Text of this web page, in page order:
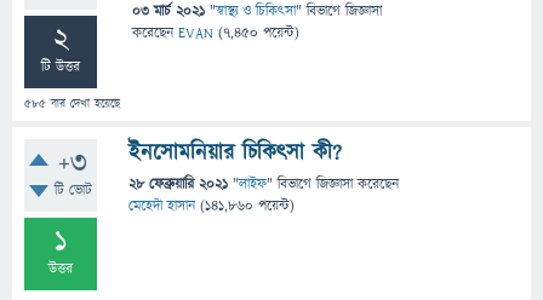
2
টি উত্তর
585 বার দেখা হয়েছে
03 মার্চ 2021 "স্বাস্থ্য ও চিকিৎসা" বিভাগে জিজ্ঞাসা
করেছেনEVAN (7,450 পয়েন্ট)
+3
টি ভোট
1
উত্তর
ইনসোমনিয়ার চিকিৎসা কী?
28 ফেব্রুয়ারি 2021 "লাইফ" বিভাগে জিজ্ঞাসাকরেছেন
মেহেদী হাসান (141,860 পয়েন্ট)